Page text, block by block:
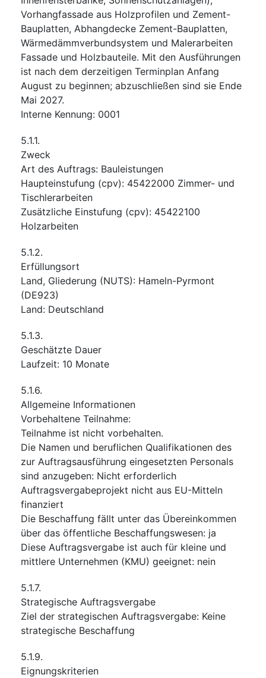
Vorhangfassade aus Holzprofilen und Zement-
Bauplatten, Abhangdecke Zement-Bauplatten,
Wärmedämmverbundsystem und Malerarbeiten
Fassade und Holzbauteile. Mit den Ausführungen
ist nach dem derzeitigen Terminplan Anfang
August zu beginnen; abzuschließen sind sie Ende
Mai 2027.
Interne Kennung: 0001
5.1.1.
Zweck
Art des Auftrags: Bauleistungen
Haupteinstufung (cpv): 45422000 Zimmer- und
Tischlerarbeiten
Zusätzliche Einstufung (cpv): 45422100
Holzarbeiten
5.1.2.
Erfüllungsort
Land, Gliederung (NUTS): Hameln-Pyrmont
(DE923)
Land: Deutschland
5.1.3.
Geschätzte Dauer
Laufzeit: 10 Monate
5.1.6.
Allgemeine Informationen
Vorbehaltene Teilnahme:
Teilnahme ist nicht vorbehalten.
Die Namen und beruflichen Qualifikationen des
zur Auftragsausführung eingesetzten Personals
sind anzugeben: Nicht erforderlich
Auftragsvergabeprojekt nicht aus EU-Mitteln
finanziert
Die Beschaffung fällt unter das Übereinkommen
über das öffentliche Beschaffungswesen: ja
Diese Auftragsvergabe ist auch für kleine und
mittlere Unternehmen (KMU) geeignet: nein
5.1.7.
Strategische Auftragsvergabe
Ziel der strategischen Auftragsvergabe: Keine
strategische Beschaffung
5.1.9.
Eignungskriterien